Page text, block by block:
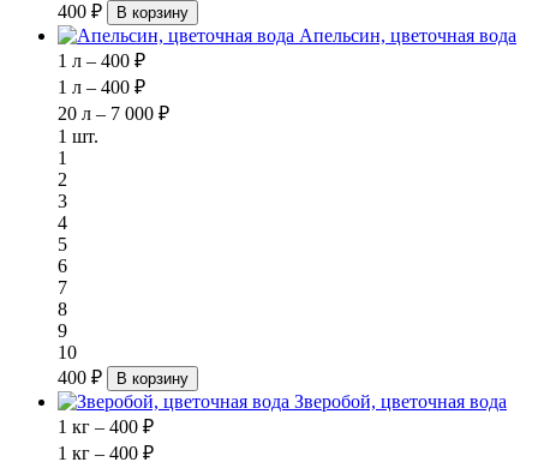
400 ₽
В корзину
Апельсин, цветочная вода
1 л – 400 ₽
1 л – 400 ₽
20 л – 7 000 ₽
1 шт.
1
2
3
4
5
6
7
8
9
10
400 ₽
В корзину
Зверобой, цветочная вода
1 кг – 400 ₽
1 кг – 400 ₽